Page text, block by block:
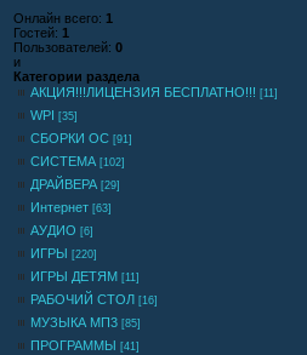
Онлайн всего: 1
Гостей: 1
Пользователей: 0
и
Категории раздела
АКЦИЯ!!!ЛИЦЕНЗИЯ БЕСПЛАТНО!!! [11]
WPI [35]
СБОРКИ ОС [91]
СИСТЕМА [102]
ДРАЙВЕРА [29]
Интернет [63]
АУДИО [6]
ИГРЫ [220]
ИГРЫ ДЕТЯМ [11]
РАБОЧИЙ СТОЛ [16]
МУЗЫКА МП3 [85]
ПРОГРАММЫ [41]